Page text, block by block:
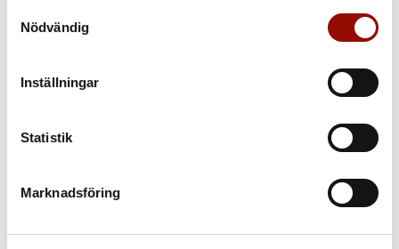
Nödvändig
Inställningar
Statistik
Marknadsföring
3. MADELEINE PYK 4. MADELEINE PYK